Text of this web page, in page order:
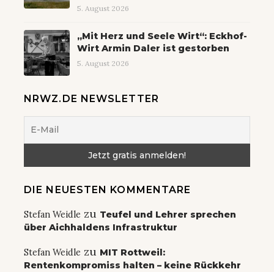
5. August 2026
„Mit Herz und Seele Wirt“: Eckhof-
Wirt Armin Daler ist gestorben
5. August 2026
NRWZ.DE NEWSLETTER
DIE NEUESTEN KOMMENTARE
Stefan Weidle zu Teufel und Lehrer sprechen
über Aichhaldens Infrastruktur
Stefan Weidle zu MIT Rottweil:
Rentenkompromiss halten – keine Rückkehr